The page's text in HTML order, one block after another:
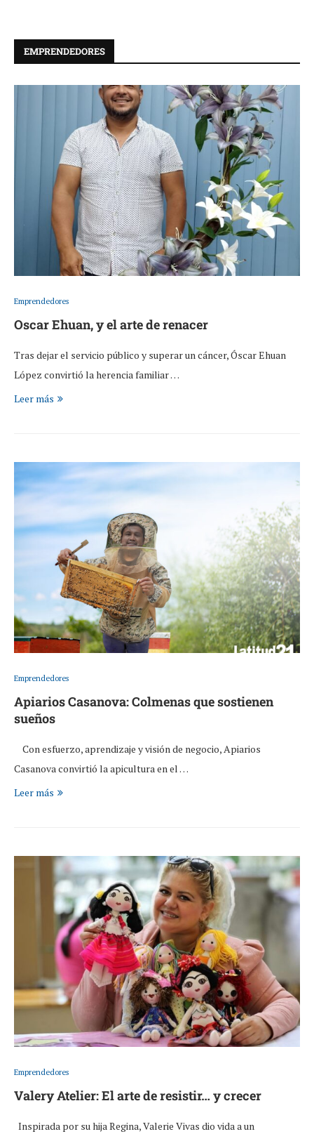
EMPRENDEDORES
Emprendedores
Oscar Ehuan, y el arte de renacer
Tras dejar el servicio público y superar un cáncer, Óscar Ehuan
López convirtió la herencia familiar …
Leer más
Emprendedores
Apiarios Casanova: Colmenas que sostienen
sueños
Con esfuerzo, aprendizaje y visión de negocio, Apiarios
Casanova convirtió la apicultura en el …
Leer más
Emprendedores
Valery Atelier: El arte de resistir… y crecer
Inspirada por su hija Regina, Valerie Vivas dio vida a un